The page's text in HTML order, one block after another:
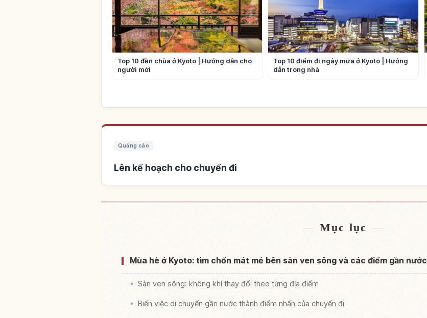
Top 10 đền chùa ở Kyoto | Hướng dẫn cho
người mới
Top 10 điểm đi ngày mưa ở Kyoto | Hướng
dẫn trong nhà
Quảng cáo
Lên kế hoạch cho chuyến đi
Mục lục
Mùa hè ở Kyoto: tìm chốn mát mẻ bên sàn ven sông và các điểm gần nước
Sàn ven sông: không khí thay đổi theo từng địa điểm
Biến việc di chuyển gần nước thành điểm nhấn của chuyến đi